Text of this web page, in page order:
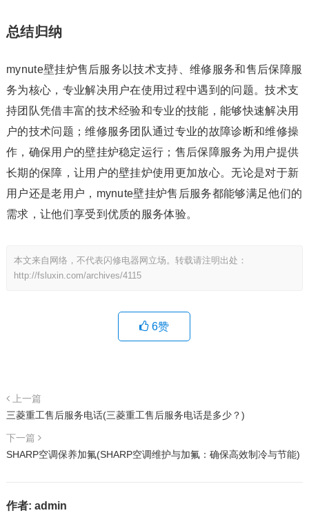
总结归纳
mynute壁挂炉售后服务以技术支持、维修服务和售后保障服
务为核心，专业解决用户在使用过程中遇到的问题。技术支
持团队凭借丰富的技术经验和专业的技能，能够快速解决用
户的技术问题；维修服务团队通过专业的故障诊断和维修操
作，确保用户的壁挂炉稳定运行；售后保障服务为用户提供
长期的保障，让用户的壁挂炉使用更加放心。无论是对于新
用户还是老用户，mynute壁挂炉售后服务都能够满足他们的
需求，让他们享受到优质的服务体验。
本文来自网络，不代表闪修电器网立场。转载请注明出处：
http://fsluxin.com/archives/4115
6赞
上一篇
三菱重工售后服务电话(三菱重工售后服务电话是多少？)
下一篇
SHARP空调保养加氟(SHARP空调维护与加氟：确保高效制冷与节能)
作者: admin